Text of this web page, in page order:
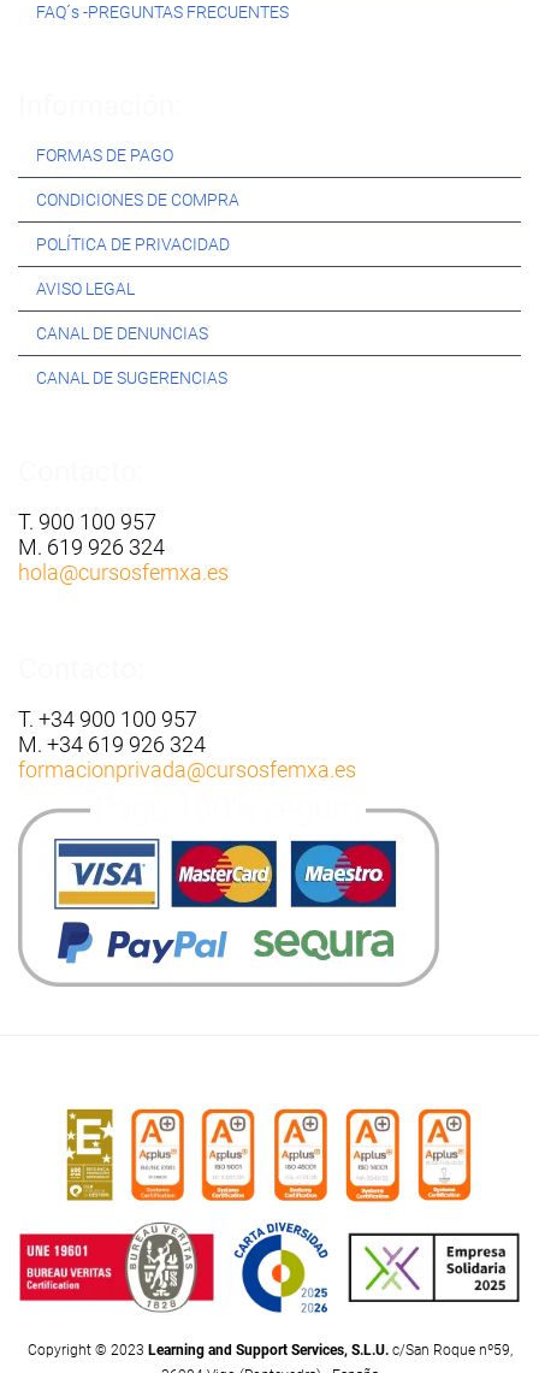
FAQ´s -PREGUNTAS FRECUENTES
FORMAS DE PAGO
CONDICIONES DE COMPRA
POLÍTICA DE PRIVACIDAD
AVISO LEGAL
CANAL DE DENUNCIAS
CANAL DE SUGERENCIAS
T. 900 100 957
M. 619 926 324
hola@cursosfemxa.es
T. +34 900 100 957
M. +34 619 926 324
formacionprivada@cursosfemxa.es
Copyright © 2023 Learning and Support Services, S.L.U.c/San Roque nº59,